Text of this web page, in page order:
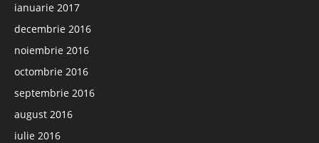
ianuarie 2017
decembrie 2016
noiembrie 2016
octombrie 2016
septembrie 2016
august 2016
iulie 2016